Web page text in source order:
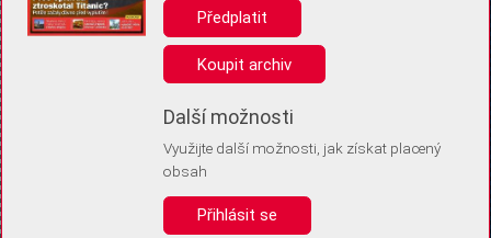
uložením volitelných informací:
Anonymní unikátní ID
Díky němu příště poznáme, že se jedná o stejné zařízení, a
Identifikátor je zcela anonymní.
Vaše souhlasy a odmítnutí si ukládáme do vašeho zařízení, abychom se
vás už příště znovu neptali. Můžete je kdykoli později upravit ve Správě
Předplatit
Koupit archiv
Další možnosti
Využijte další možnosti, jak získat placený
obsah
Přihlásit se